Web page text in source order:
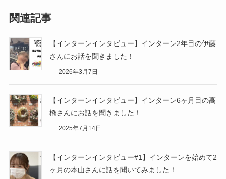
関連記事
【インターンインタビュー】インターン2年目の伊藤
さんにお話を聞きました！
2026年3月7日
【インターンインタビュー】インターン6ヶ月目の高
橋さんにお話を聞きました！
2025年7月14日
【インターンインタビュー#1】インターンを始めて2
ヶ月の本山さんに話を聞いてみました！